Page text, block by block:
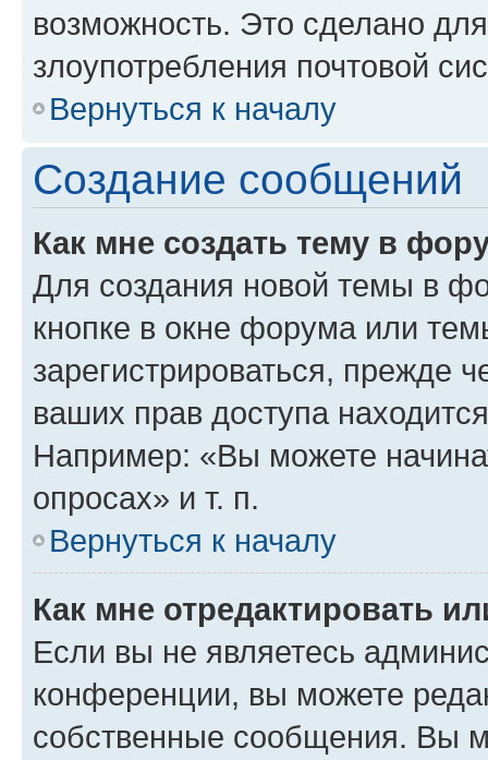
возможность. Это сделано
злоупотребления почтовой
Вернуться к началу
Создание сообщений
Как мне создать тему в
Для создания новой темы в
кнопке в окне форума или
зарегистрироваться, прежде
ваших прав доступа
Например: «Вы можете
опросах» и т. п.
Вернуться к началу
Как мне отредактировать
Если вы не являетесь
конференции, вы можете
собственные сообщения. Вы